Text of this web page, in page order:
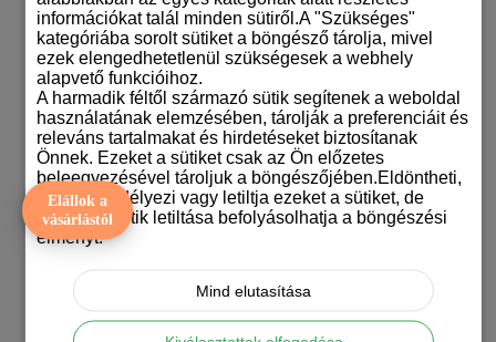
Német dogos karácsonyi bögrék
Németjuhász mintás karácsonyi bögrék
Ordas színű németjuhász karácsonyi mintás bögre
Orosz terrier mintás karácsonyi bögrék
Papillon mintás karácsonyi bögrék
Pekingi palotapincsi mintás karácsonyi bögrék
Pitbull terrieres karácsonyi bögrék
Pointer mintás karácsonyi bögrék
Puli mintás karácsonyi bögrék
Rottweiler mintás karácsonyi bögre
Schnauzeres karácsonyi bögrék
Shar pei karácsonyi bögrék
Shiba inu karácsonyi bögrék
Skót juhászkutya mintás karácsonyi bögrék
Staffordshire bullterrier mintás karácsonyi bögrék
Svájci juhászkutyás karácsonyi bögrék
Elállok a
vásárlástól
információkat talál minden sütiről.A "Szükséges"
kategóriába sorolt sütiket a böngésző tárolja, mivel
ezek elengedhetetlenül szükségesek a webhely
alapvető funkcióihoz.
A harmadik féltől származó sütik segítenek a weboldal
használatának elemzésében, tárolják a preferenciáit és
releváns tartalmakat és hirdetéseket biztosítanak
Önnek. Ezeket a sütiket csak az Ön előzetes
beleegyezésével tároljuk a böngészőjében.Eldöntheti,
hogy engedélyezi vagy letiltja ezeket a sütiket, de
bizonyos sütik letiltása befolyásolhatja a böngészési
élményt.
Mind elutasítása